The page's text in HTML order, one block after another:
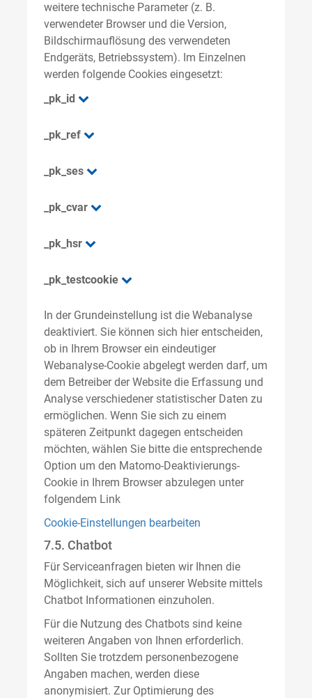
weitere technische Parameter (z. B.
verwendeter Browser und die Version,
Bildschirmauflösung des verwendeten
Endgeräts, Betriebssystem). Im Einzelnen
werden folgende Cookies eingesetzt:
_pk_id
_pk_ref
_pk_ses
_pk_cvar
_pk_hsr
_pk_testcookie
In der Grundeinstellung ist die Webanalyse
deaktiviert. Sie können sich hier entscheiden,
ob in Ihrem Browser ein eindeutiger
Webanalyse-Cookie abgelegt werden darf, um
dem Betreiber der Website die Erfassung und
Analyse verschiedener statistischer Daten zu
ermöglichen. Wenn Sie sich zu einem
späteren Zeitpunkt dagegen entscheiden
möchten, wählen Sie bitte die entsprechende
Option um den Matomo-Deaktivierungs-
Cookie in Ihrem Browser abzulegen unter
folgendem Link
Cookie-Einstellungen bearbeiten
7.5. Chatbot
Für Serviceanfragen bieten wir Ihnen die
Möglichkeit, sich auf unserer Website mittels
Chatbot Informationen einzuholen.
Für die Nutzung des Chatbots sind keine
weiteren Angaben von Ihnen erforderlich.
Sollten Sie trotzdem personenbezogene
Angaben machen, werden diese
anonymisiert. Zur Optimierung des